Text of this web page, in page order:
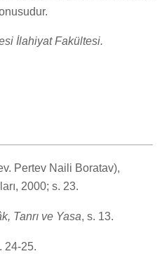
İlahiyat Fakültesi.
Pertev Naili Boratav),
2000; s. 23.
Tanrı ve Yasa, s. 13.
24-25.